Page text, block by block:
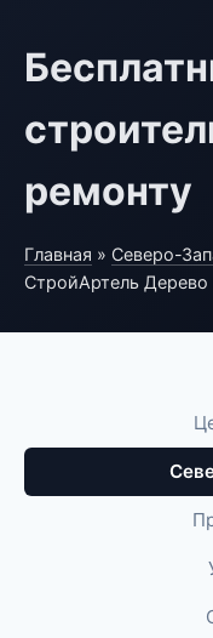
ремонту
Главная » Северо-
СтройАртель Дерево